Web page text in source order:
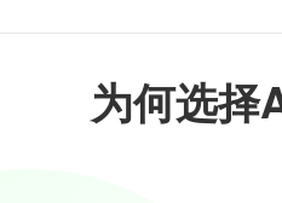
为何选择